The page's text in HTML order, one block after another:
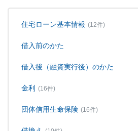
住宅ローン基本情報 (12件)
借入前のかた
借入後（融資実行後）のかた
金利 (16件)
団体信用生命保険 (16件)